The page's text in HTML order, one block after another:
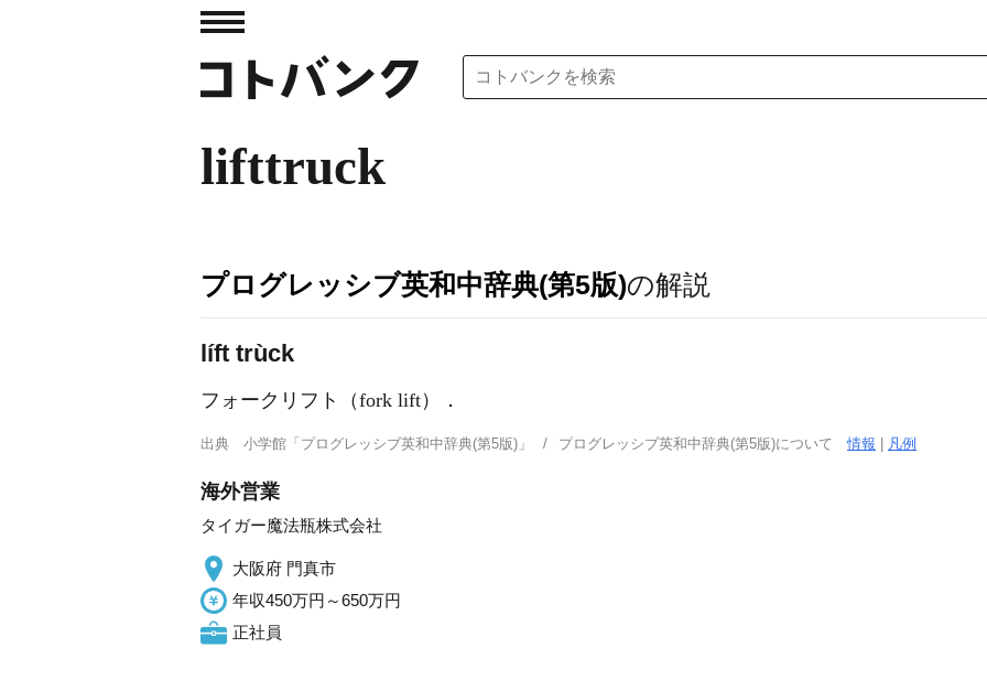
lifttruck
プログレッシブ英和中辞典(第5版)の解説
líft trùck
フォークリフト（fork lift） ．
出典 小学館「プログレッシブ英和中辞典(第5版)」 プログレッシブ英和中辞典(第5版)について情報 凡例
海外営業
タイガー魔法瓶株式会社
大阪府 門真市
年収450万円～650万円
正社員